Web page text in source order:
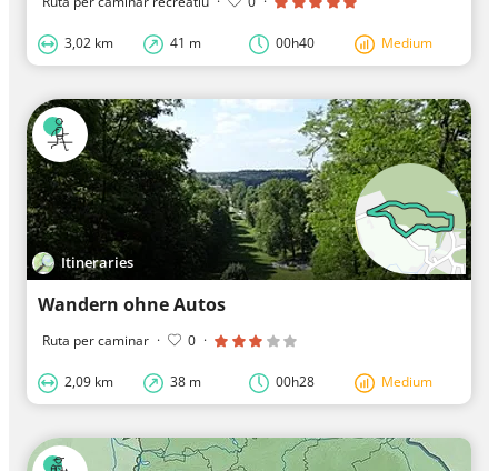
3,02 km 41 m 00h40 Medium
Itineraries
Wandern ohne Autos
Ruta per caminar · 0 ·
2,09 km 38 m 00h28 Medium